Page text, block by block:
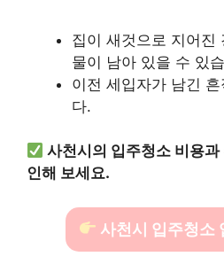
집이 새것으로 지어진
물이 남아 있을 수 있
이전 세입자가 남긴
다.
사천시의 입주청소 비용
인해 보세요.
사천시 입주청소